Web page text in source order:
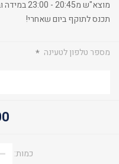
מוצא"ש
תכנס לתוקף ביום שאחרי!
מספר טלפון לטעינה *
כמות: